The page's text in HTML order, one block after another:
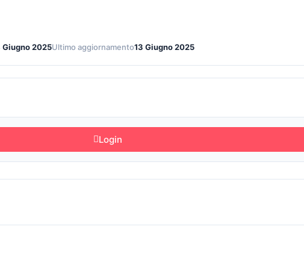
Giugno 2025Ultimo aggiornamento13 Giugno 2025
Login